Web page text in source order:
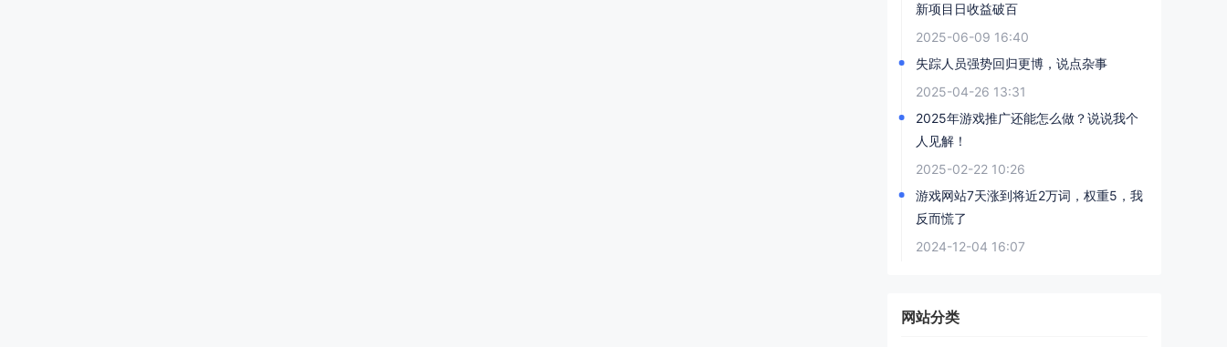
新项目日收益破百
2025-06-09 16:40
失踪人员强势回归更博，说点杂事
2025-04-26 13:31
2025年游戏推广还能怎么做？说说我个
人见解！
2025-02-22 10:26
游戏网站7天涨到将近2万词，权重5，我
反而慌了
2024-12-04 16:07
网站分类